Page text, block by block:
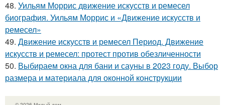
48. Уильям Моррис движение искусств и ремесел
биография. Уильям Моррис и «Движение искусств и
ремесел»
49. Движение искусств и ремесел Период. Движение
искусств и ремесел: протест против обезличенности
50. Выбираем окна для бани и сауны в 2023 году. Выбор
размера и материала для оконной конструкции